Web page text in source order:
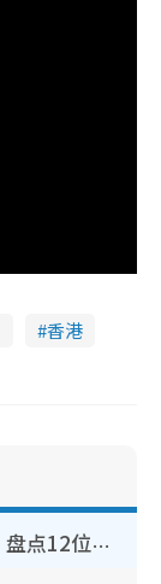
香港
《爱·回家》隐形富豪卧虎藏龙！盘点12位财气逼人的有钱艺人：这位美女3亿身家不愁做